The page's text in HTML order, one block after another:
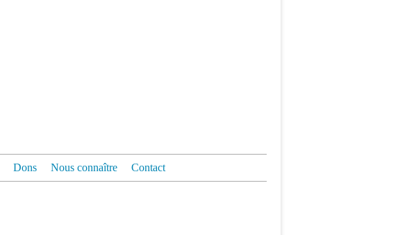
Dons Nous connaître Contact